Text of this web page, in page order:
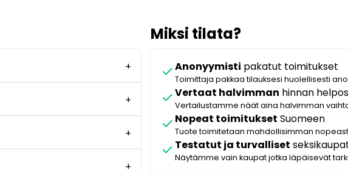
Miksi tilata?
checkAnonyymisti pakatut toimitukset
Toimittaja pakkaa tilauksesi huolellisesti
checkVertaat halvimman hinnan
Vertailustamme näät aina halvimman
check Nopeat toimitukset Suomeen
Tuote toimitetaan mahdollisimman
check Testatut ja turvalliset
Näytämme vain kaupat jotka läpäisevät